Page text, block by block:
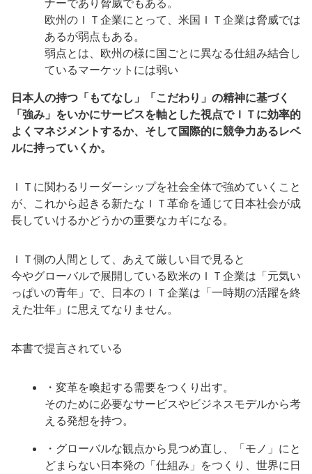
ナーであり脅威でもある。
欧州のＩＴ企業にとって、米国ＩＴ企業は脅威では
あるが弱点もある。
弱点とは、欧州の様に国ごとに異なる仕組み結合し
ているマーケットには弱い
日本人の持つ「もてなし」「こだわり」の精神に基づく
「強み」をいかにサービスを軸とした視点でＩＴに効率的
よくマネジメントするか、そして国際的に競争力あるレベ
ルに持っていくか。
ＩＴに関わるリーダーシップを社会全体で強めていくこと
が、これから起きる新たなＩＴ革命を通じて日本社会が成
長していけるかどうかの重要なカギになる。
ＩＴ側の人間として、あえて厳しい目で見ると
今やグローバルで展開している欧米のＩＴ企業は「元気い
っぱいの青年」で、日本のＩＴ企業は「一時期の活躍を終
えた壮年」に思えてなりません。
本書で提言されている
・変革を喚起する需要をつくり出す。
そのために必要なサービスやビジネスモデルから考
える発想を持つ。
・グローバルな観点から見つめ直し、「モノ」にと
どまらない日本発の「仕組み」をつくり、世界に日